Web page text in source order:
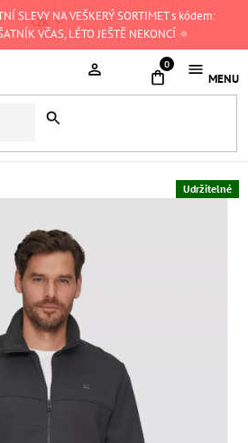
SLEVY NA VEŠKERÝ SORTIMET s kódem:
VČAS, LÉTO JEŠTĚ NEKONCÍ 🔅
CZK
NÁKUPNÍ
Udržitelné